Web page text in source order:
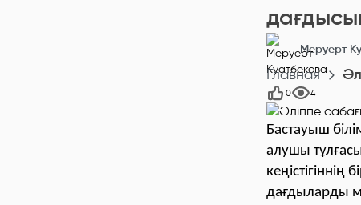
Меруерт
Главная
0 4
Бастауыш
алушы
дағдыларды